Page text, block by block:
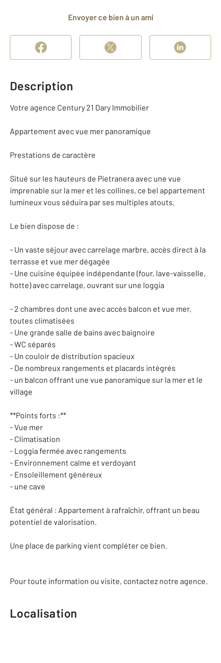
Envoyer ce bien à un ami
Description
Votre agence Century 21 Dary Immobilier
Appartement avec vue mer panoramique
Prestations de caractère
Situé sur les hauteurs de Pietranera avec une vue
imprenable sur la mer et les collines, ce bel appartement
lumineux vous séduira par ses multiples atouts.
Le bien dispose de :
- Un vaste séjour avec carrelage marbre, accès direct à la
terrasse et vue mer dégagée
- Une cuisine équipée indépendante (four, lave-vaisselle,
hotte) avec carrelage, ouvrant sur une loggia
- 2 chambres dont une avec accès balcon et vue mer,
toutes climatisées
- Une grande salle de bains avec baignoire
- WC séparés
- Un couloir de distribution spacieux
- De nombreux rangements et placards intégrés
- un balcon offrant une vue panoramique sur la mer et le
village
**Points forts :**
- Vue mer
- Climatisation
- Loggia fermée avec rangements
- Environnement calme et verdoyant
- Ensoleillement généreux
- une cave
État général : Appartement à rafraîchir, offrant un beau
potentiel de valorisation.
Une place de parking vient compléter ce bien.
Pour toute information ou visite, contactez notre agence.
Localisation